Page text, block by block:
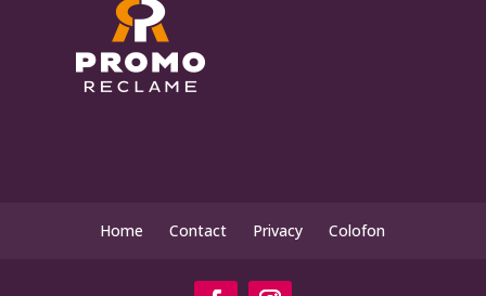
Home Contact Privacy Colofon